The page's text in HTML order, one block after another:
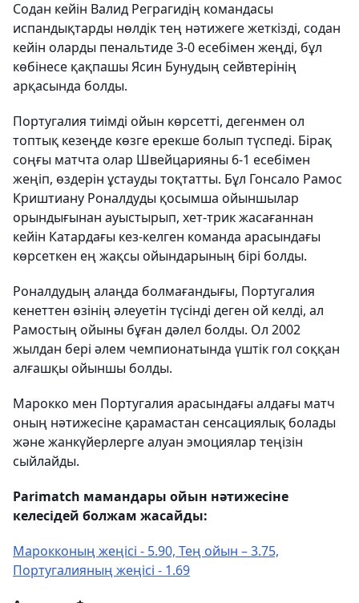
Содан кейін Валид Реграгидің командасы
испандықтарды нөлдік тең нәтижеге жеткізді, содан
кейін оларды пенальтиде 3-0 есебімен жеңді, бұл
көбінесе қақпашы Ясин Бунудың сейвтерінің
арқасында болды.
Португалия тиімді ойын көрсетті, дегенмен ол
топтық кезеңде көзге ерекше болып түспеді. Бірақ
соңғы матчта олар Швейцарияны 6-1 есебімен
жеңіп, өздерін ұстауды тоқтатты. Бұл Гонсало Рамос
Криштиану Роналдуды қосымша ойыншылар
орындығынан ауыстырып, хет-трик жасағаннан
кейін Катардағы кез-келген команда арасындағы
көрсеткен ең жақсы ойындарының бірі болды.
Роналдудың алаңда болмағандығы, Португалия
кенеттен өзінің әлеуетін түсінді деген ой келді, ал
Рамостың ойыны бұған дәлел болды. Ол 2002
жылдан бері әлем чемпионатында үштік гол соққан
алғашқы ойыншы болды.
Марокко мен Португалия арасындағы алдағы матч
оның нәтижесіне қарамастан сенсациялық болады
және жанкүйерлерге алуан эмоциялар теңізін
сыйлайды.
Parimatch мамандары ойын нәтижесіне
келесідей болжам жасайды:
Марокконың жеңісі - 5.90, Тең ойын – 3.75,
Португалияның жеңісі - 1.69